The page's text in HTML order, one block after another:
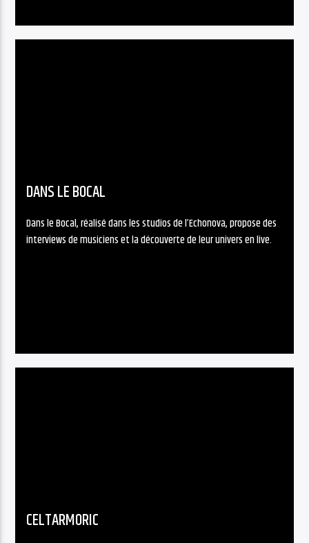
DANS LE BOCAL
Dans le Bocal, réalisé dans les studios de l’Echonova, propose des
interviews de musiciens et la découverte de leur univers en live.
CELTARMORIC